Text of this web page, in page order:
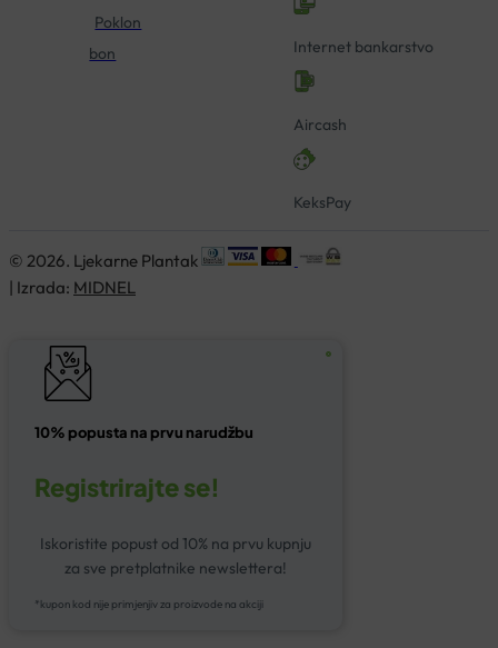
Poklon
bon
Internet bankarstvo
Aircash
KeksPay
© 2026. Ljekarne Plantak
| Izrada: MIDNEL
10% popusta na prvu narudžbu
Registrirajte se!
Iskoristite popust od 10% na prvu kupnju
za sve pretplatnike newslettera!
*kupon kod nije primjenjiv za proizvode na akciji